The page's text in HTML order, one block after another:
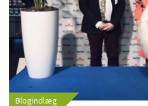
Blogindlæg